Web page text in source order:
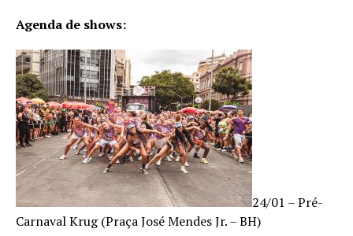
Agenda de shows:
24/01 – Pré-
Carnaval Krug (Praça José Mendes Jr. – BH)